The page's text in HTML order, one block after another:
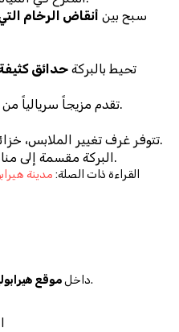
سبح بين
تحيط بالبركة
تقدم مزيجاً سريالياً من .
تتوفر غرف تغيير الملابس، خزائن، دشات، ومقهى.
البركة مقسمة إلى مناطق ضحلة وأعمق.
📍 القراءة ذات الصلة:
داخل موقع ، بجوار الحمامات الرومانية.